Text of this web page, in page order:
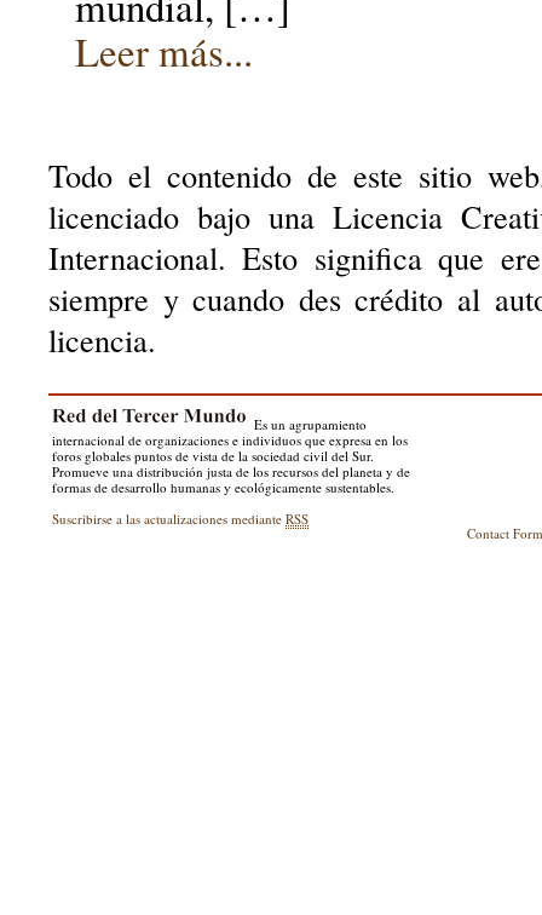
Leer más...
Todo el contenido de este sitio
licenciado bajo una Licencia
Internacional. Esto significa que
siempre y cuando des crédito al
licencia.
Es un agrupamiento
internacional de organizaciones e individuos que expresa en los
foros globales puntos de vista de la sociedad civil del Sur.
Promueve una distribución justa de los recursos del planeta y de
formas de desarrollo humanas y ecológicamente sustentables.
Suscribirse a las actualizaciones medianteRSS
Contact Form